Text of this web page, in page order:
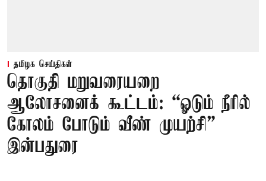
தமிழக செய்திகள்
தொகுதி மறுவரையறை
ஆலோசனைக் கூட்டம்: “ஓடும் நீரில்
கோலம் போடும் வீண் முயற்சி” –
இன்பதுரை